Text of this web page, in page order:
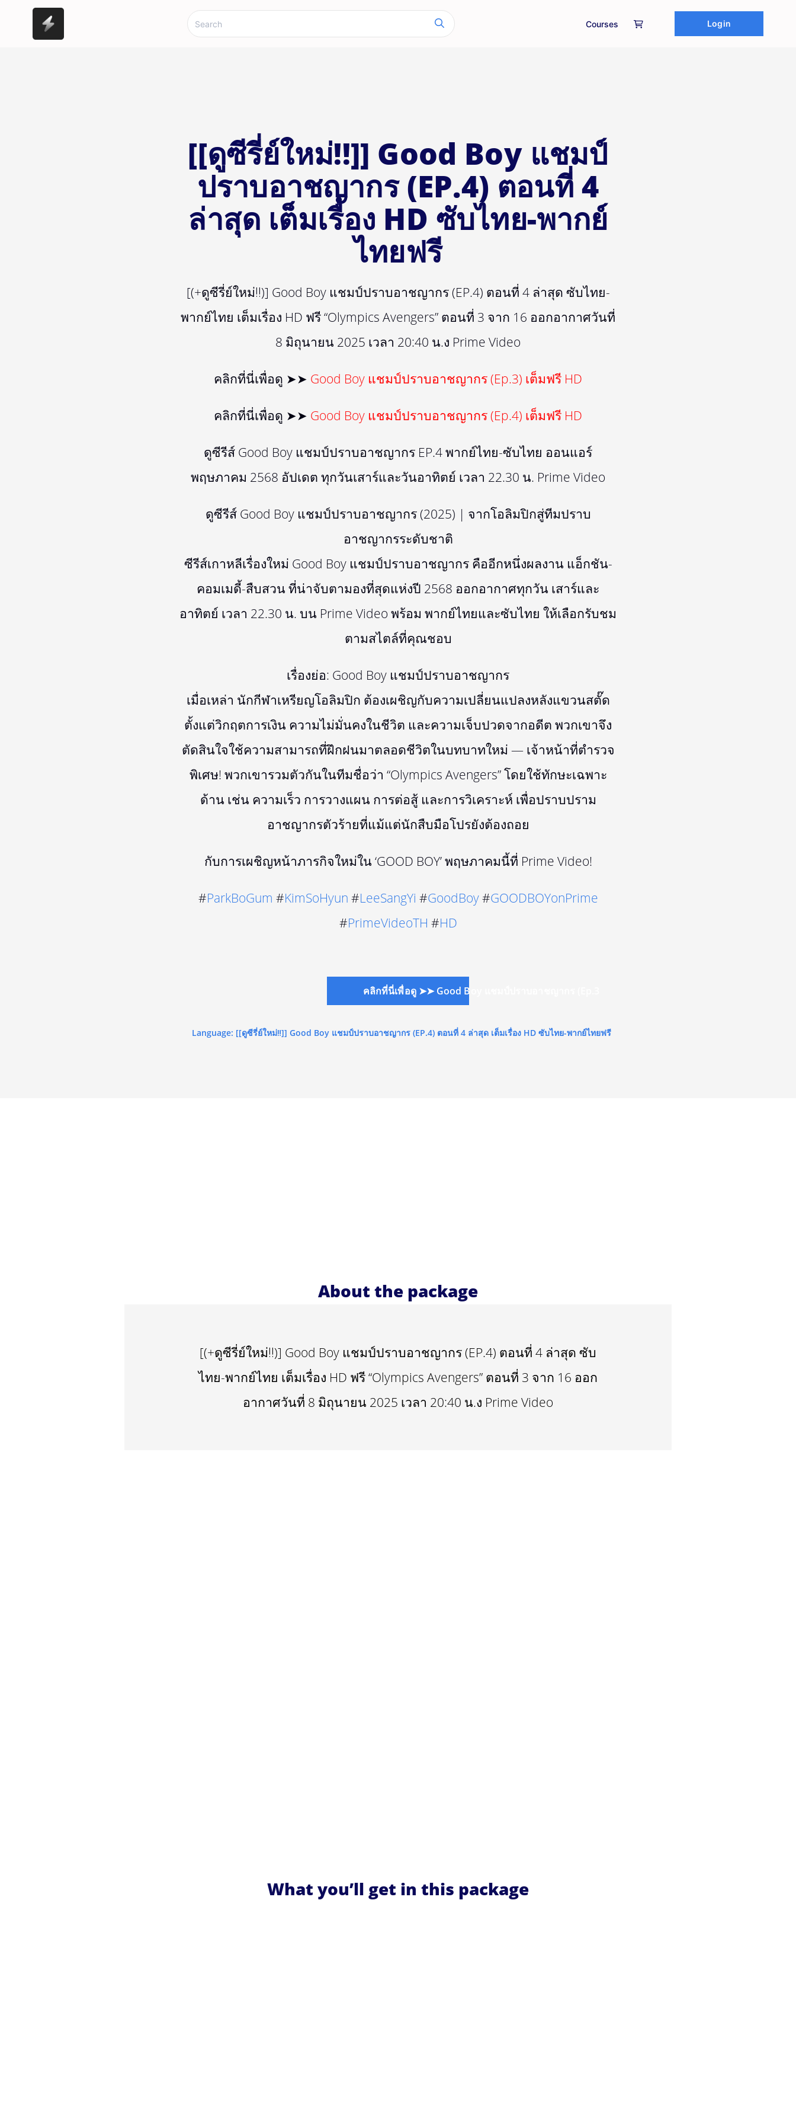
Courses Login
[[ดูซีรี่ย์ใหม่‼️]] Good Boy แชมป์
ปราบอาชญากร (EP.4) ตอนที่ 4
ล่าสุด เต็มเรื่อง HD ซับไทย-พากย์
ไทยฟรี
[(+ดูซีรี่ย์ใหม่‼️)] Good Boy แชมป์ปราบอาชญากร (EP.4) ตอนที่ 4 ล่าสุด ซับไทย-
พากย์ไทย เต็มเรื่อง HD ฟรี “Olympics Avengers” ตอนที่ 3 จาก 16 ออกอากาศวันที่
8 มิถุนายน 2025 เวลา 20:40 น.ง Prime Video
คลิกที่นี่เพื่อดู ➤➤ Good Boy แชมป์ปราบอาชญากร (Ep.3) เต็มฟรี HD
คลิกที่นี่เพื่อดู ➤➤ Good Boy แชมป์ปราบอาชญากร (Ep.4) เต็มฟรี HD
ดูซีรีส์ Good Boy แชมป์ปราบอาชญากร EP.4 พากย์ไทย-ซับไทย ออนแอร์
พฤษภาคม 2568 อัปเดต ทุกวันเสาร์และวันอาทิตย์ เวลา 22.30 น. Prime Video
ดูซีรีส์ Good Boy แชมป์ปราบอาชญากร (2025) | จากโอลิมปิกสู่ทีมปราบ
อาชญากรระดับชาติ
ซีรีส์เกาหลีเรื่องใหม่ Good Boy แชมป์ปราบอาชญากร คืออีกหนึ่งผลงาน แอ็กชัน-
คอมเมดี้-สืบสวน ที่น่าจับตามองที่สุดแห่งปี 2568 ออกอากาศทุกวัน เสาร์และ
อาทิตย์ เวลา 22.30 น. บน Prime Video พร้อม พากย์ไทยและซับไทย ให้เลือกรับชม
ตามสไตล์ที่คุณชอบ
เรื่องย่อ: Good Boy แชมป์ปราบอาชญากร
เมื่อเหล่า นักกีฬาเหรียญโอลิมปิก ต้องเผชิญกับความเปลี่ยนแปลงหลังแขวนสตั๊ด
ตั้งแต่วิกฤตการเงิน ความไม่มั่นคงในชีวิต และความเจ็บปวดจากอดีต พวกเขาจึง
ตัดสินใจใช้ความสามารถที่ฝึกฝนมาตลอดชีวิตในบทบาทใหม่ — เจ้าหน้าที่ตำรวจ
พิเศษ! พวกเขารวมตัวกันในทีมชื่อว่า “Olympics Avengers” โดยใช้ทักษะเฉพาะ
ด้าน เช่น ความเร็ว การวางแผน การต่อสู้ และการวิเคราะห์ เพื่อปราบปราม
อาชญากรตัวร้ายที่แม้แต่นักสืบมือโปรยังต้องถอย
กับการเผชิญหน้าภารกิจใหม่ใน ‘GOOD BOY’ พฤษภาคมนี้ที่ Prime Video!
#ParkBoGum #KimSoHyun #LeeSangYi #GoodBoy#GOODBOYonPrime
#PrimeVideoTH #HD
คลิกที่นี่เพื่อดู ➤➤ Good Boy แชมป์ปราบอาชญากร (Ep.3
Language: [[ดูซีรี่ย์ใหม่‼️]] Good Boy แชมป์ปราบอาชญากร (EP.4) ตอนที่ 4 ล่าสุด เต็มเรื่อง HD ซับไทย-พากย์ไทยฟรี
About the package
[(+ดูซีรี่ย์ใหม่‼️)] Good Boy แชมป์ปราบอาชญากร (EP.4) ตอนที่ 4 ล่าสุด ซับ
ไทย-พากย์ไทย เต็มเรื่อง HD ฟรี “Olympics Avengers” ตอนที่ 3 จาก 16 ออก
อากาศวันที่ 8 มิถุนายน 2025 เวลา 20:40 น.ง Prime Video
What you’ll get in this package